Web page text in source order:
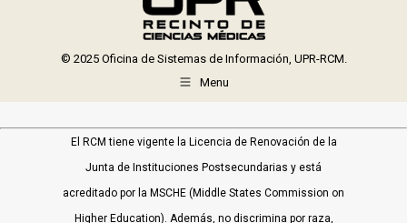
© 2025 Oficina de Sistemas de Información, UPR-RCM.
Menu
El RCM tiene vigente la Licencia de Renovación de la
Junta de Instituciones Postsecundarias y está
acreditado por la MSCHE (Middle States Commission on
Higher Education). Además, no discrimina por raza,